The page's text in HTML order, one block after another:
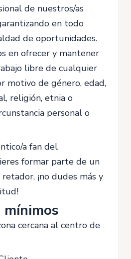
de nuestros/as
en todo
de oportunidades.
en ofrecer y mantener
libre de cualquier
motivo de género, edad,
religión, etnia o
personal o
a fan del
formar parte de un
¡no dudes más y
cercana al centro de